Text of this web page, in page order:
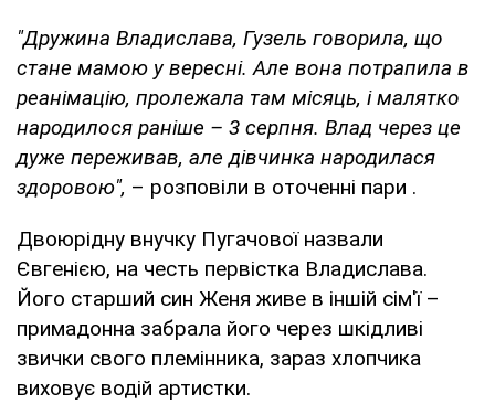
"Дружина Владислава, Гузель говорила, що
стане мамою у вересні. Але вона потрапила в
реанімацію, пролежала там місяць, і малятко
народилося раніше – 3 серпня. Влад через це
дуже переживав, але дівчинка народилася
здоровою", – розповіли в оточенні пари .
Двоюрідну внучку Пугачової назвали
Євгенією, на честь первістка Владислава.
Його старший син Женя живе в іншій сім'ї –
примадонна забрала його через шкідливі
звички свого племінника, зараз хлопчика
виховує водій артистки.